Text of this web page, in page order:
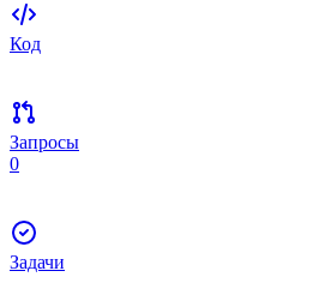
Код
Запросы
0
Задачи